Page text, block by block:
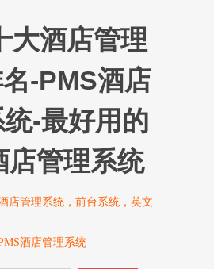
大酒店管理
-PMS酒店
-最好用的
店管理系统
店管理系统，前台系统，英文
酒店管理系统